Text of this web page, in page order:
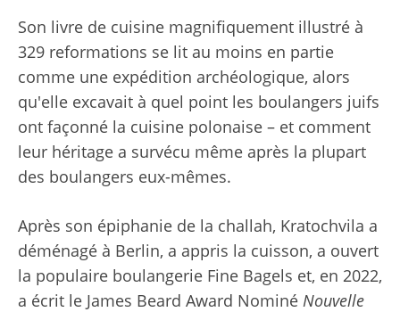
Son livre de cuisine magnifiquement illustré à
329 reformations se lit au moins en partie
comme une expédition archéologique, alors
qu'elle excavait à quel point les boulangers juifs
ont façonné la cuisine polonaise – et comment
leur héritage a survécu même après la plupart
des boulangers eux-mêmes.
Après son épiphanie de la challah, Kratochvila a
déménagé à Berlin, a appris la cuisson, a ouvert
la populaire boulangerie Fine Bagels et, en 2022,
a écrit le James Beard Award Nominé Nouvelle